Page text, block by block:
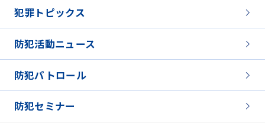
犯罪トピックス
防犯活動ニュース
防犯パトロール
防犯セミナー